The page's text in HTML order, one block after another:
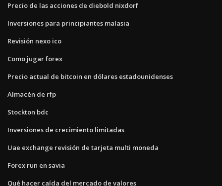
Precio de las acciones de diebold nixdorf
Inversiones para principiantes malasia
Revisión nexo ico
Como jugar forex
Precio actual de bitcoin en dólares estadounidenses
Almacén de rfp
Stockton bdc
Inversiones de crecimiento limitadas
Uae exchange revisión de tarjeta multi moneda
Forex run en savia
Qué hacer caída del mercado de valores